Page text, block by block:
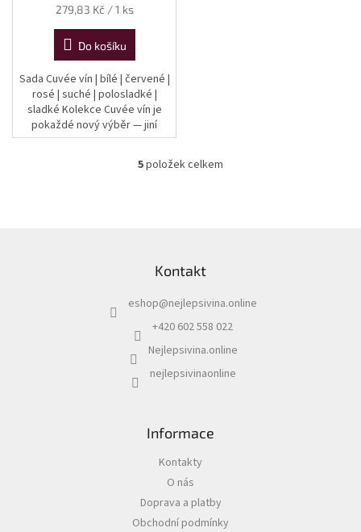
Měrná
279,83 Kč / 1 ks
Do košíku
Sada Cuvée vín | bílé | červené |
rosé | suché | polosladké |
sladké Kolekce Cuvée vín je
pokaždé nový výběr — jiní
vinaři, jiné kombinace odrůd,
O
c
í
r
v
y
v
s
5položek celkem
Kontakt
eshop@nejlepsivina.online
+420 602 558 022
Nejlepsivina.online
nejlepsivinaonline
Informace
Kontakty
O nás
Doprava a platby
Obchodní podmínky